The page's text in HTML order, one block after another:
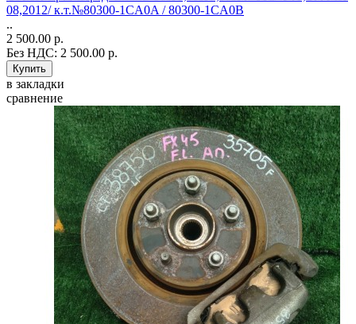
08,2012/ к.т.№80300-1CA0A / 80300-1CA0B
..
2 500.00 р.
Без НДС: 2 500.00 р.
в закладки
сравнение